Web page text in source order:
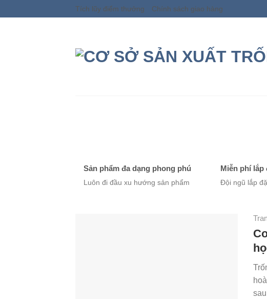
to
Tích lũy điểm thưởng Chính sách giao hàng
Sản phẩm đa dạng phong phú
Luôn đi đầu xu hướng sản phẩm
Miễn phí lắp
Đội ngũ lắp